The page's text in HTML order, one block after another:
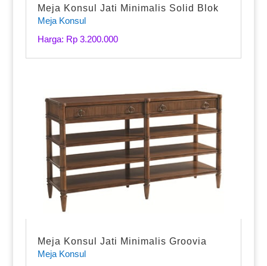
Meja Konsul Jati Minimalis Solid Blok
Meja Konsul
Harga: Rp 3.200.000
Meja Konsul Jati Minimalis Groovia
Meja Konsul